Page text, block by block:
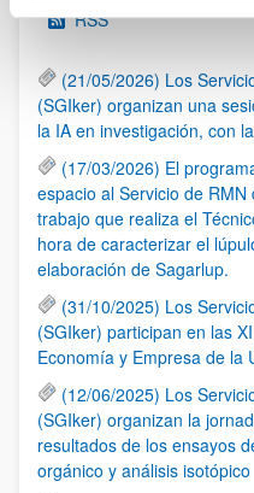
RSS
(21/05/2026) Los
(SGIker) organizan una
la IA en investigación, con
(17/03/2026) El
espacio al Servicio de
trabajo que realiza el
hora de caracterizar el
elaboración de Sagarlup.
(31/10/2025) Los
(SGIker) participan en las
Economía y Empresa de la
(12/06/2025) Los
(SGIker) organizan la
resultados de los ensayos
orgánico y análisis isotópico